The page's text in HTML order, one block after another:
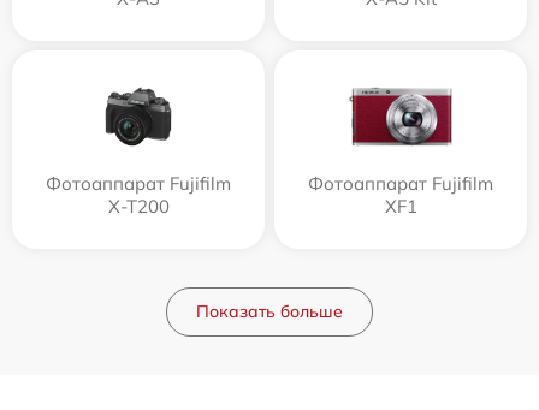
Фотоаппарат Fujifilm
X-T200
Фотоаппарат Fujifilm
XF1
Показать больше